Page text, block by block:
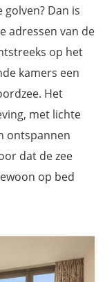
Dan is
adressen van de
op het
kamers een
Het
met lichte
ontspannen
dat de zee
op bed